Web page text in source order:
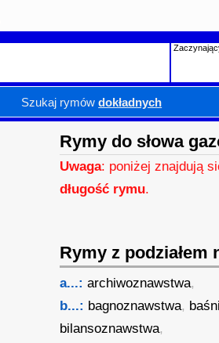
Szukaj rymówdokładnych
Rymy do słowa
Uwaga: poniżej znajdują
długość rymu.
Rymy z podziałem
a...: archiwoznawstwa,
b...: bagnoznawstwa,
bilansoznawstwa,